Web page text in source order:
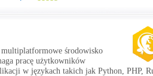
środowisko
pracę użytkowników
w językach takich jak Python, PHP,